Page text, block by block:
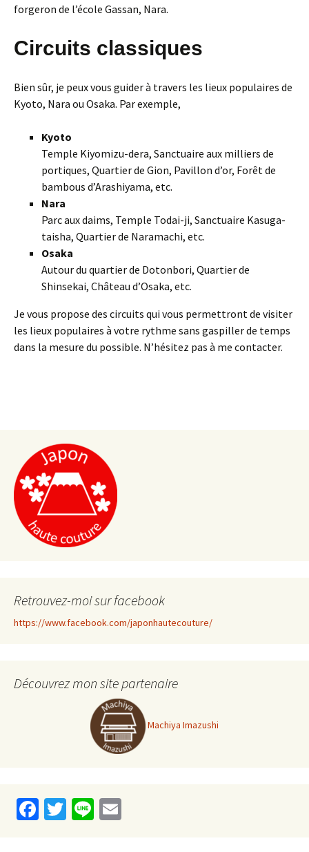
forgeron de l’école Gassan, Nara.
Circuits classiques
Bien sûr, je peux vous guider à travers les lieux populaires de
Kyoto, Nara ou Osaka. Par exemple,
Kyoto
Temple Kiyomizu-dera, Sanctuaire aux milliers de
portiques, Quartier de Gion, Pavillon d’or, Forêt de
bambous d’Arashiyama, etc.
Nara
Parc aux daims, Temple Todai-ji, Sanctuaire Kasuga-
taisha, Quartier de Naramachi, etc.
Osaka
Autour du quartier de Dotonbori, Quartier de
Shinsekai, Château d’Osaka, etc.
Je vous propose des circuits qui vous permettront de visiter
les lieux populaires à votre rythme sans gaspiller de temps
dans la mesure du possible. N’hésitez pas à me contacter.
Retrouvez-moi sur facebook
https://www.facebook.com/japonhautecouture/
Découvrez mon site partenaire
Machiya Imazushi
Fa T
Li